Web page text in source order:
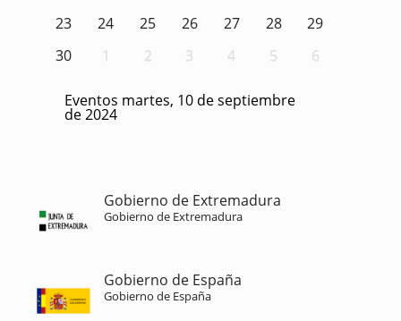
23
24 25 26 27 28
29
30
1 2 3 4 5 6
Eventos martes, 10 de septiembre
de 2024
Gobierno de Extremadura
Gobierno de Extremadura
Gobierno de España
Gobierno de España